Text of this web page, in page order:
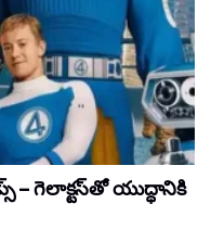
– గెలాక్టస్‌తో యుద్ధానికి